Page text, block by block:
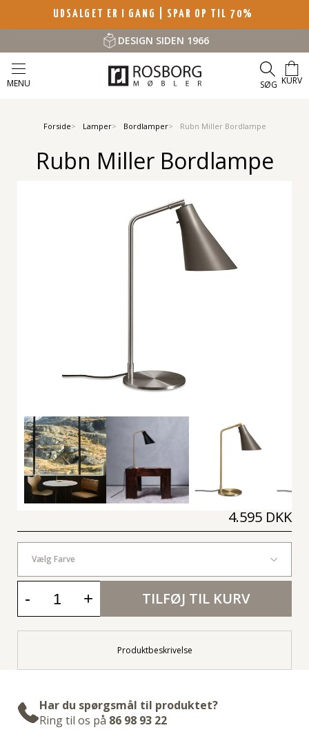
UDSALGET ER I GANG | SPAR OP TIL 70%
DESIGN SIDEN 1966
MENU SØG KURV
Forside Lamper Bordlamper Rubn Miller Bordlampe
Rubn Miller Bordlampe
4.595 DKK
Vælg Farve
- + TILFØJ TIL KURV
Produktbeskrivelse
Har du spørgsmål til produktet?
Ring til os på 86 98 93 22